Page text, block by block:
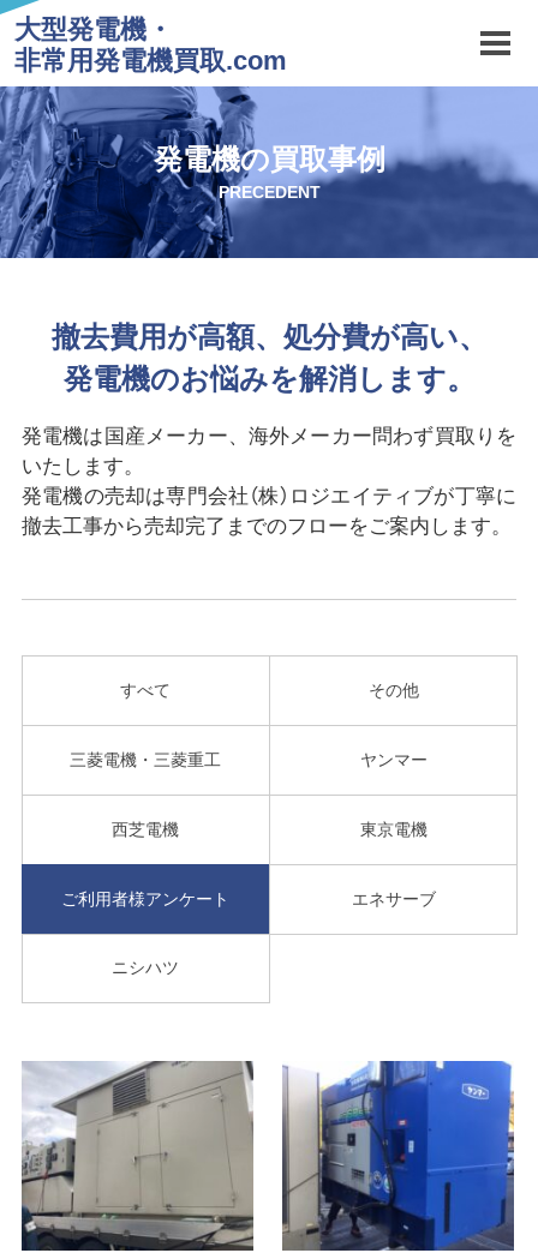
大型発電機・
非常用発電機買取.com
発電機の買取事例
PRECEDENT
撤去費用が高額、処分費が高い、
発電機のお悩みを解消します。
発電機は国産メーカー、海外メーカー問わず買取りを
いたします。
発電機の売却は専門会社（株）ロジエイティブが丁寧に
撤去工事から売却完了までのフローをご案内します。
すべて その他
三菱電機・三菱重工 ヤンマー
西芝電機 東京電機
ご利用者様アンケート エネサーブ
ニシハツ